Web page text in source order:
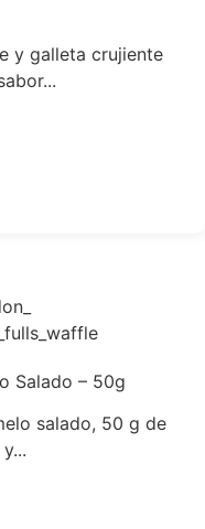
y galleta crujiente
Salado – 50g
salado, 50 g de